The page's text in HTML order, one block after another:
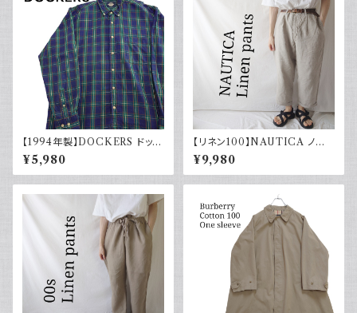
【1994年製】DOCKERS ドッカ
ーズ チェックシャツ ボタンダウ
ン 古着 アメカジ リーバイス 長
袖
¥5,980
【リネン100】NAUTICA ノー
ティカ ツータックパンツ スラック
ス 古着 ワイドパンツ
¥9,980